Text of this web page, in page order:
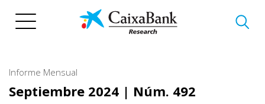
Informe Mensual
Septiembre 2024 | Núm. 492